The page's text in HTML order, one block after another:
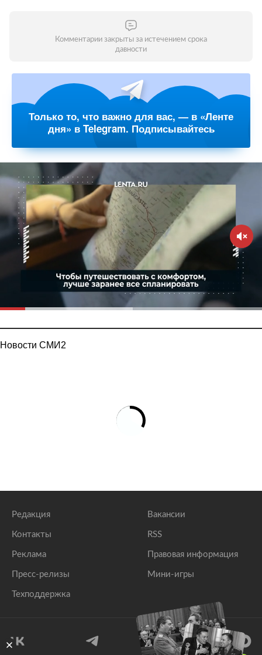
Комментарии закрыты за истечением срока
давности
Только то, что важно для вас, — в «Ленте
дня» в Telegram. Подписывайтесь
Новости СМИ2
Редакция
Контакты
Реклама
Пресс-релизы
Техподдержка
Вакансии
RSS
Правовая информация
Мини-игры